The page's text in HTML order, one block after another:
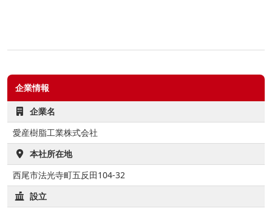
企業情報
企業名
愛産樹脂工業株式会社
本社所在地
西尾市法光寺町五反田104-32
設立